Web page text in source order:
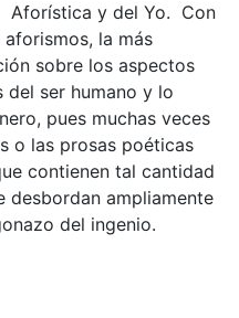
Aforística y del Yo. Con
la más
sobre los aspectos
del ser humano y lo
pues muchas veces
o las prosas poéticas
contienen tal cantidad
desbordan ampliamente
del ingenio.